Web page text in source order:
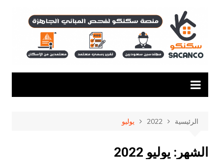
المحتوى
الرئيسية 2022 يوليو
الشهر: يوليو 2022